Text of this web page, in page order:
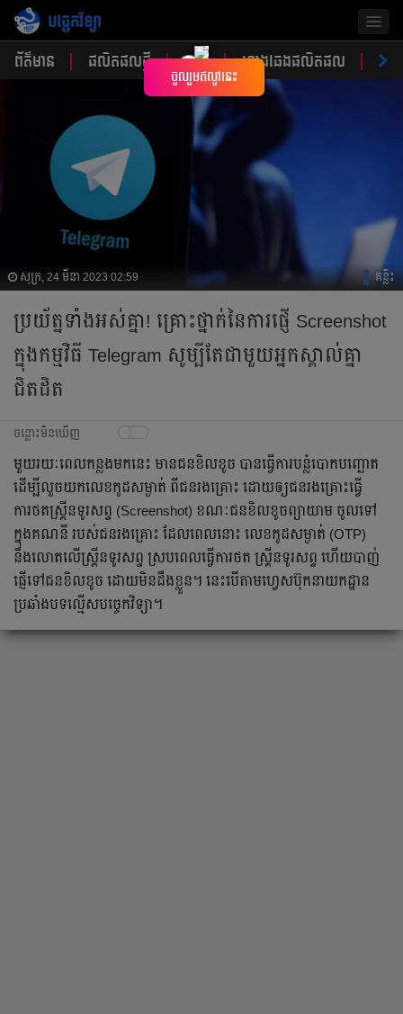
បច្ចេកវិទ្យា
ព័ត៌មាន ផលិតផលថ្មី គន្លឹះ ហាងឆេងផលិតផល ចំណ
សុក្រ, 24 មីនា 2023 02:59 គន្លឹះ
ប្រយ័ត្នទាំងអស់គ្នា! គ្រោះថ្នាក់នៃ​ការ​ផ្ញើ Screenshot
ក្នុង​កម្មវិធី Telegram សូម្បីតែជាមួយអ្នកស្គាល់គ្នា
ជិតដិត
ចន្លោះមិនឃើញ
មួយរយៈពេលកន្លងមកនេះ មានជនខិលខូច បានធ្វើការបន្លំបោកបញ្ឆោត
ដើម្បីលួចយកលេខកូដសម្ងាត់ ពីជនរងគ្រោះ ដោយឲ្យជនរងគ្រោះធ្វើ
ការថតស្រ្គីនទូរសព្ទ (Screenshot) ខណៈជនខិលខូចព្យាយាម ចូលទៅ
ក្នុងគណនី របស់ជនរងគ្រោះ ដែលពេលនោះ លេខកូដសម្ងាត់ (OTP)
នឹងលោតលើស្រ្គីនទូរសព្ទ ស្របពេលធ្វើការថត ស្រ្គីនទូរសព្ទ ហើយបាញ់
ផ្ញើទៅជនខិលខូច ដោយមិនដឹងខ្លួន។ នេះបើតាមហ្វេសប៊ុកនាយកដ្ឋាន
ប្រឆាំងបទល្មើសបច្ចេកវិទ្យា។
×
ចូលរួមឥលូវនេះ